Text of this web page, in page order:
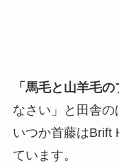
「馬毛と山羊毛
なさい」と田舎の
いつか首藤はBrift
ています。